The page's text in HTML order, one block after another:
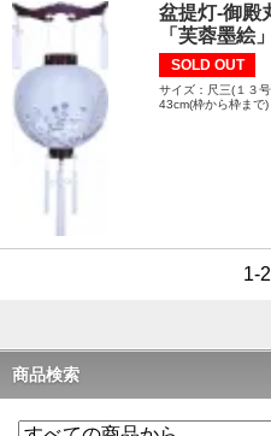
盆提灯-御殿
「芙蓉墨絵
SOLD OUT
サイズ：尺三(１３
43cm(枠から枠まで)
1-
商品検索